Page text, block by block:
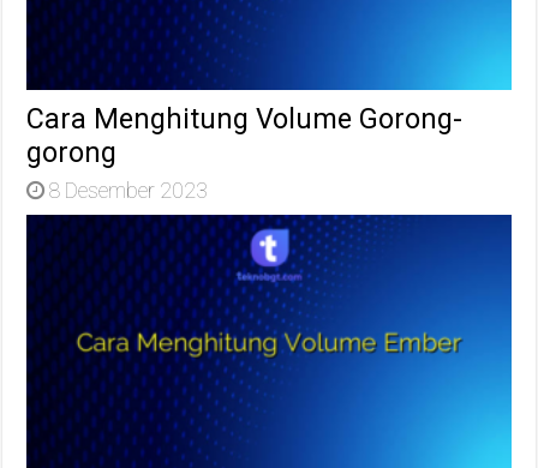
Cara Menghitung Volume Gorong-
gorong
8 Desember 2023